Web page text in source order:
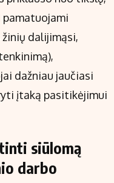
pamatuojami
dalijimąsi,
dažniau jaučiasi
įtaką pasitikėjimui
siūlomą
darbo